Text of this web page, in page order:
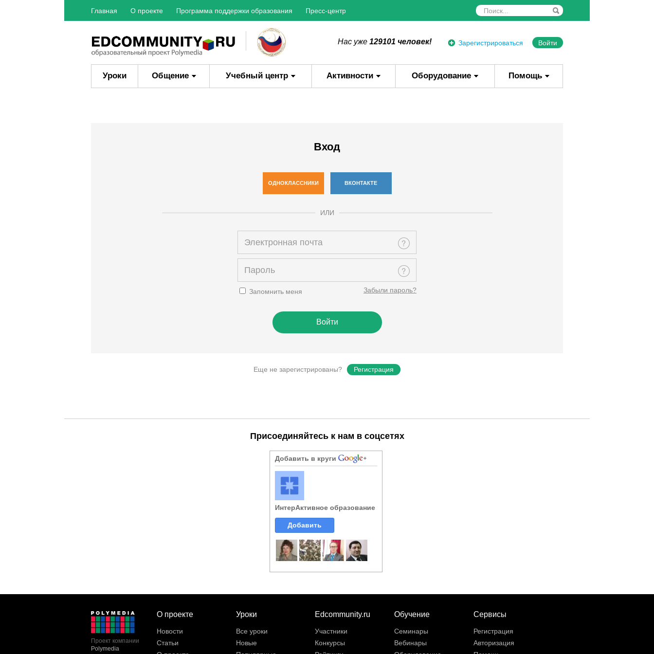
Главная О проекте Программа поддержки образования Пресс-центр
Зарегистрироваться Войти
Нас уже 129101 человек!
Уроки Общение Учебный центр Активности Оборудование Помощь
Вход
ОДНОКЛАССНИКИ ВКОНТАКТЕ
ИЛИ
Запомнить меня Забыли пароль?
Еще не зарегистрированы? Регистрация
Присоединяйтесь к нам в соцсетях
Добавить в круги
ИнтерАктивное образование
Добавить
Проект компании
Polymedia
О проекте
Новости
Статьи
Уроки
Все уроки
Новые
Edcommunity.ru
Участники
Конкурсы
Обучение
Семинары
Вебинары
Сервисы
Регистрация
Авторизация